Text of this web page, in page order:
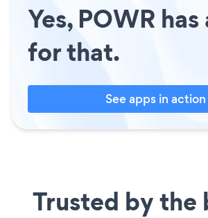
Yes, POWR
for that.
See apps in action
Trusted by the